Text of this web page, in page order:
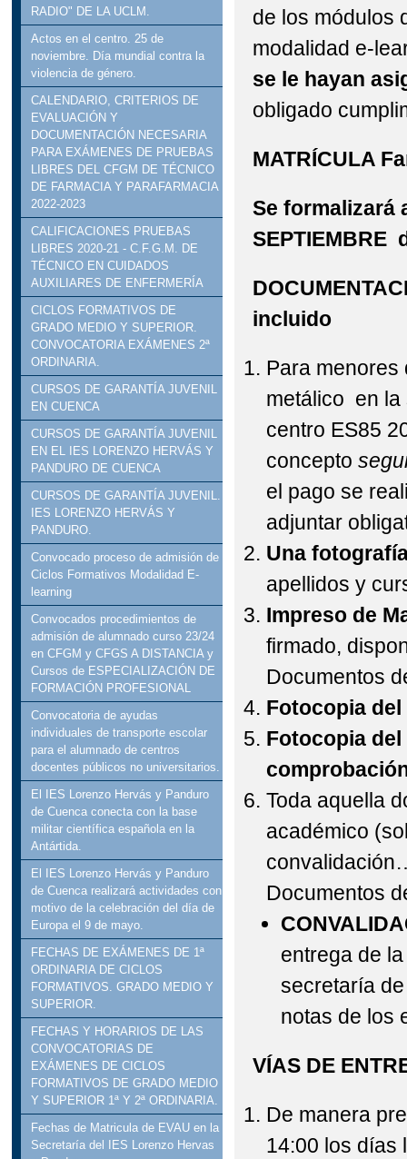
RADIO" DE LA UCLM.
Actos en el centro. 25 de
noviembre. Día mundial contra la
violencia de género.
CALENDARIO, CRITERIOS DE
EVALUACIÓN Y
DOCUMENTACIÓN NECESARIA
PARA EXÁMENES DE PRUEBAS
LIBRES DEL CFGM DE TÉCNICO
DE FARMACIA Y PARAFARMACIA
2022-2023
CALIFICACIONES PRUEBAS
LIBRES 2020-21 - C.F.G.M. DE
TÉCNICO EN CUIDADOS
AUXILIARES DE ENFERMERÍA
CICLOS FORMATIVOS DE
GRADO MEDIO Y SUPERIOR.
CONVOCATORIA EXÁMENES 2ª
ORDINARIA.
CURSOS DE GARANTÍA JUVENIL
EN CUENCA
CURSOS DE GARANTÍA JUVENIL
EN EL IES LORENZO HERVÁS Y
PANDURO DE CUENCA
CURSOS DE GARANTÍA JUVENIL.
IES LORENZO HERVÁS Y
PANDURO.
Convocado proceso de admisión de
Ciclos Formativos Modalidad E-
learning
Convocados procedimientos de
admisión de alumnado curso 23/24
en CFGM y CFGS A DISTANCIA y
Cursos de ESPECIALIZACIÓN DE
FORMACIÓN PROFESIONAL
Convocatoria de ayudas
individuales de transporte escolar
para el alumnado de centros
docentes públicos no universitarios.
El IES Lorenzo Hervás y Panduro
de Cuenca conecta con la base
militar científica española en la
Antártida.
El IES Lorenzo Hervás y Panduro
de Cuenca realizará actividades con
motivo de la celebración del día de
Europa el 9 de mayo.
FECHAS DE EXÁMENES DE 1ª
ORDINARIA DE CICLOS
FORMATIVOS. GRADO MEDIO Y
SUPERIOR.
FECHAS Y HORARIOS DE LAS
CONVOCATORIAS DE
EXÁMENES DE CICLOS
FORMATIVOS DE GRADO MEDIO
Y SUPERIOR 1ª Y 2ª ORDINARIA.
Fechas de Matricula de EVAU en la
Secretaría del IES Lorenzo Hervas
de los módulos
modalidad e-
se le hayan
obligado
MATRÍCULA
Se formalizará
SEPTIEMBRE
incluido
Para menores
metálico en la
centro ES85
concepto
el pago se
adjuntar
Una
apellidos y
Impreso de
firmado,
Documentos
Fotocopia del
Fotocopia
Toda aquella
académico
Documentos
entrega de
secretaría
notas de los
VÍAS DE
De manera
14:00 los días